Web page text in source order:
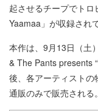
起させるチープでト
Yaamaa」が収録され
本作は、9月13日（土
& The Pants presents
後、各アーティストの
通販のみで販売される。